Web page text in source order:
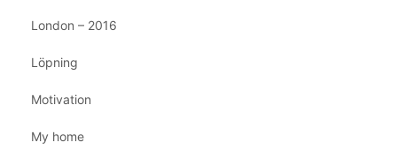
London – 2016
Löpning
Motivation
My home